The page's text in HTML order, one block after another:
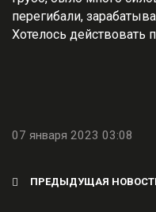
перегибали,
Хотелось действовать
07 января 2023 03:08
ПРЕДЫДУЩАЯ